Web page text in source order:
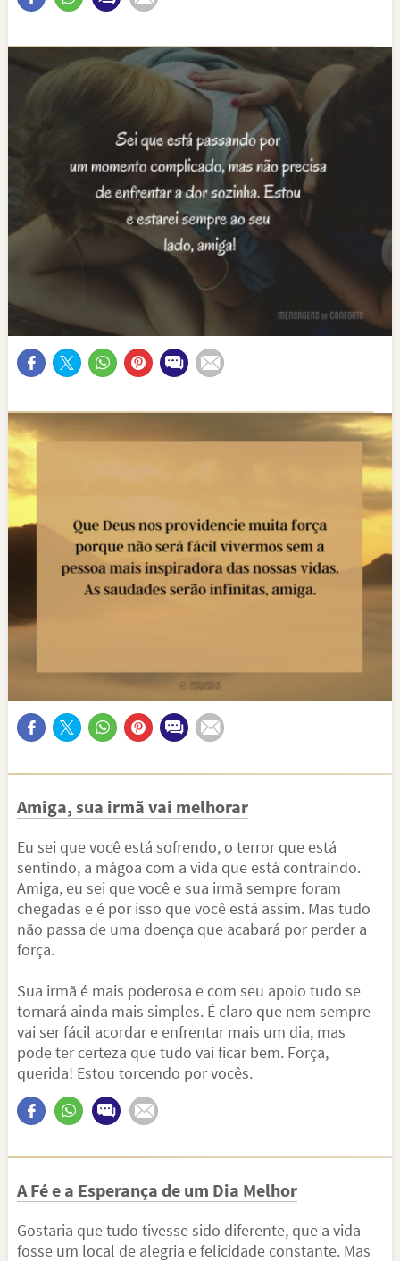
Amiga, sua irmã vai melhorar
Eu sei que você está sofrendo, o terror que está
sentindo, a mágoa com a vida que está contraíndo.
Amiga, eu sei que você e sua irmã sempre foram
chegadas e é por isso que você está assim. Mas tudo
não passa de uma doença que acabará por perder a
força.
Sua irmã é mais poderosa e com seu apoio tudo se
tornará ainda mais simples. É claro que nem sempre
vai ser fácil acordar e enfrentar mais um dia, mas
pode ter certeza que tudo vai ficar bem. Força,
querida! Estou torcendo por vocês.
A Fé e a Esperança de um Dia Melhor
Gostaria que tudo tivesse sido diferente, que a vida
fosse um local de alegria e felicidade constante. Mas